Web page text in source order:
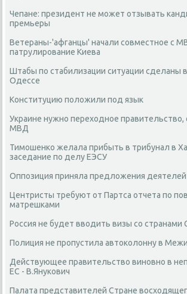
Чепане: президент не может отзывать
премьеры
Ветераны-'афганцы' начали совместное с
патрулирование Киева
Штабы по стабилизации ситуации сделаны
Одессе
Конституцию положили под язык
Украине нужно переходное правительство,
МВД
Тимошенко желала прибыть в трибунал в
заседание по делу ЕЭСУ
Оппозиция приняла предложения деятелей
Центристы требуют от Партса отчета по
матрешками
Россия не будет вводить визы со странами
Полиция не пропустила автоколонну в
Действующее правительство виновно в
ЕС - В.Янукович
Палата представителей Стране